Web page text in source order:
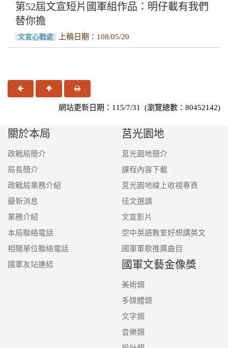
第52屆文宣短片國軍組作品：明仔載有我們
替你擔
文宣心戰處 上稿日期：108/05/20
上一頁 回頂端 友善列印
網站更新日期：115/7/31 (瀏覽總數：80452142)
關於本局
政戰局簡介
局長簡介
政戰局業務介紹
最新消息
業務介紹
本局聯絡電話
相關單位聯絡電話
國軍友站連結
莒光園地
莒光園地簡介
課程內容下載
莒光園地線上收視專頁
佳文選讀
文宣影片
空中英語教室好想講英文
國軍軍歌推廣曲目
國軍文藝金像獎
美術類
多媒體類
文字類
音樂類